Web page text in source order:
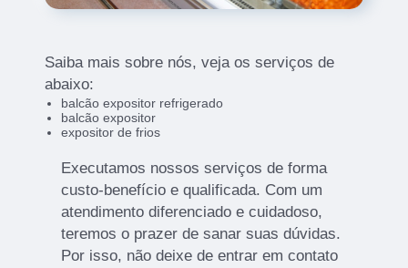
Saiba mais sobre nós, veja os serviços de
abaixo:
balcão expositor refrigerado
balcão expositor
expositor de frios
Executamos nossos serviços de forma
custo-benefício e qualificada. Com um
atendimento diferenciado e cuidadoso,
teremos o prazer de sanar suas dúvidas.
Por isso, não deixe de entrar em contato